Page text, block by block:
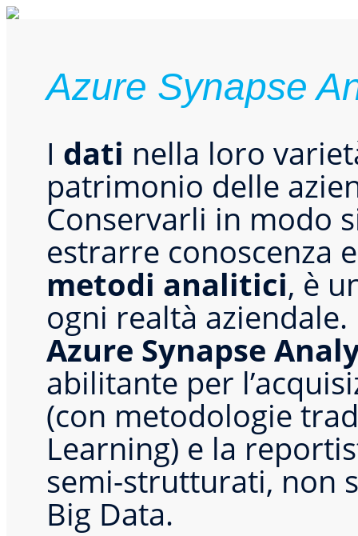
Azure Synapse
I dati nella loro
patrimonio delle
Conservarli in modo
estrarre conoscenza
metodi analitici, è
ogni realtà aziendale.
Azure Synapse
abilitante per
(con metodologie
Learning) e la
semi-strutturati, non
Big Data.